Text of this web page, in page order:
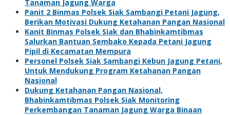
Tanaman Jagung Warga
Panit 2 Binmas Polsek Siak Sambangi Petani Jagung,
Berikan Motivasi Dukung Ketahanan Pangan Nasional
Kanit Binmas Polsek Siak dan Bhabinkamtibmas
Salurkan Bantuan Sembako Kepada Petani Jagung
Pipil di Kecamatan Mempura
Personel Polsek Siak Sambangi Kebun Jagung Petani,
Untuk Mendukung Program Ketahanan Pangan
Nasional
Dukung Ketahanan Pangan Nasional,
Bhabinkamtibmas Polsek Siak Monitoring
Perkembangan Tanaman Jagung Warga Binaan